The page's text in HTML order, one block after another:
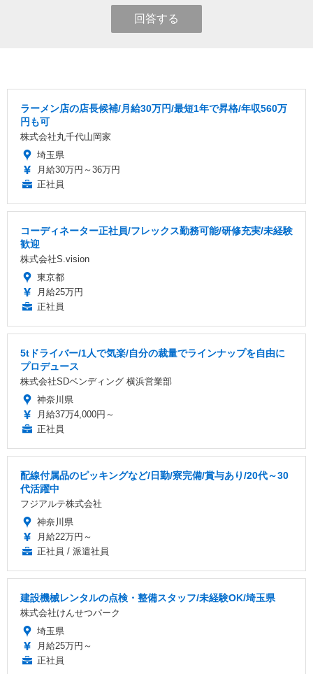
回答する
ラーメン店の店長候補/月給30万円/最短1年で昇格/年収560万
円も可
株式会社丸千代山岡家
埼玉県
月給30万円～36万円
正社員
コーディネーター正社員/フレックス勤務可能/研修充実/未経験
歓迎
株式会社S.vision
東京都
月給25万円
正社員
5tドライバー/1人で気楽/自分の裁量でラインナップを自由に
プロデュース
株式会社SDベンディング 横浜営業部
神奈川県
月給37万4,000円～
正社員
配線付属品のピッキングなど/日勤/寮完備/賞与あり/20代～30
代活躍中
フジアルテ株式会社
神奈川県
月給22万円～
正社員 / 派遣社員
建設機械レンタルの点検・整備スタッフ/未経験OK/埼玉県
株式会社けんせつパーク
埼玉県
月給25万円～
正社員